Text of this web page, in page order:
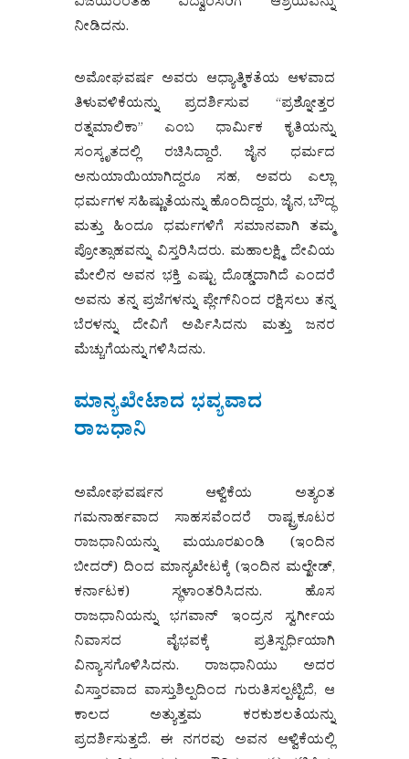
ನೀಡಿದನು.
ಅಮೋಘವರ್ಷ ಅವರು ಆಧ್ಯಾತ್ಮಿಕತೆಯ ಆಳವಾದ
ತಿಳುವಳಿಕೆಯನ್ನು ಪ್ರದರ್ಶಿಸುವ “ಪ್ರಶ್ನೋತ್ತರ
ರತ್ನಮಾಲಿಕಾ” ಎಂಬ ಧಾರ್ಮಿಕ ಕೃತಿಯನ್ನು
ಸಂಸ್ಕೃತದಲ್ಲಿ ರಚಿಸಿದ್ದಾರೆ. ಜೈನ ಧರ್ಮದ
ಅನುಯಾಯಿಯಾಗಿದ್ದರೂ ಸಹ, ಅವರು ಎಲ್ಲಾ
ಧರ್ಮಗಳ ಸಹಿಷ್ಣುತೆಯನ್ನು ಹೊಂದಿದ್ದರು, ಜೈನ, ಬೌದ್ಧ
ಮತ್ತು ಹಿಂದೂ ಧರ್ಮಗಳಿಗೆ ಸಮಾನವಾಗಿ ತಮ್ಮ
ಪ್ರೋತ್ಸಾಹವನ್ನು ವಿಸ್ತರಿಸಿದರು. ಮಹಾಲಕ್ಷ್ಮಿ ದೇವಿಯ
ಮೇಲಿನ ಅವನ ಭಕ್ತಿ ಎಷ್ಟು ದೊಡ್ಡದಾಗಿದೆ ಎಂದರೆ
ಅವನು ತನ್ನ ಪ್ರಜೆಗಳನ್ನು ಪ್ಲೇಗ್‌ನಿಂದ ರಕ್ಷಿಸಲು ತನ್ನ
ಬೆರಳನ್ನು ದೇವಿಗೆ ಅರ್ಪಿಸಿದನು ಮತ್ತು ಜನರ
ಮೆಚ್ಚುಗೆಯನ್ನು ಗಳಿಸಿದನು.
ಮಾನ್ಯಖೇಟಾದ ಭವ್ಯವಾದ
ರಾಜಧಾನಿ
ಅಮೋಘವರ್ಷನ ಆಳ್ವಿಕೆಯ ಅತ್ಯಂತ
ಗಮನಾರ್ಹವಾದ ಸಾಹಸವೆಂದರೆ ರಾಷ್ಟ್ರಕೂಟರ
ರಾಜಧಾನಿಯನ್ನು ಮಯೂರಖಂಡಿ (ಇಂದಿನ
ಬೀದರ್) ದಿಂದ ಮಾನ್ಯಖೇಟಕ್ಕೆ (ಇಂದಿನ ಮಲ್ಖೇಡ್,
ಕರ್ನಾಟಕ) ಸ್ಥಳಾಂತರಿಸಿದನು. ಹೊಸ
ರಾಜಧಾನಿಯನ್ನು ಭಗವಾನ್ ಇಂದ್ರನ ಸ್ವರ್ಗೀಯ
ನಿವಾಸದ ವೈಭವಕ್ಕೆ ಪ್ರತಿಸ್ಪರ್ಧಿಯಾಗಿ
ವಿನ್ಯಾಸಗೊಳಿಸಿದನು. ರಾಜಧಾನಿಯು ಅದರ
ವಿಸ್ತಾರವಾದ ವಾಸ್ತುಶಿಲ್ಪದಿಂದ ಗುರುತಿಸಲ್ಪಟ್ಟಿದೆ, ಆ
ಕಾಲದ ಅತ್ಯುತ್ತಮ ಕರಕುಶಲತೆಯನ್ನು
ಪ್ರದರ್ಶಿಸುತ್ತದೆ. ಈ ನಗರವು ಅವನ ಆಳ್ವಿಕೆಯಲ್ಲಿ